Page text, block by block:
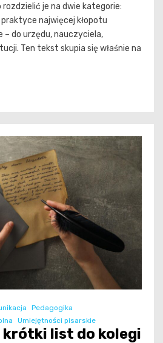
je na dwie kategorie:
najwięcej kłopotu
– do urzędu, nauczyciela,
Ten tekst skupia się właśnie na
Pedagogika
Umiejętności pisarskie
list do kolegi